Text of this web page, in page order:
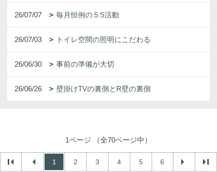
26/07/07 毎月恒例の５S活動
26/07/03 トイレ空間の照明にこだわる
26/06/30 事前の準備が大切
26/06/26 壁掛けTVの裏側とR壁の裏側
1ページ （全70ページ中）
1 2 3 4 5 6